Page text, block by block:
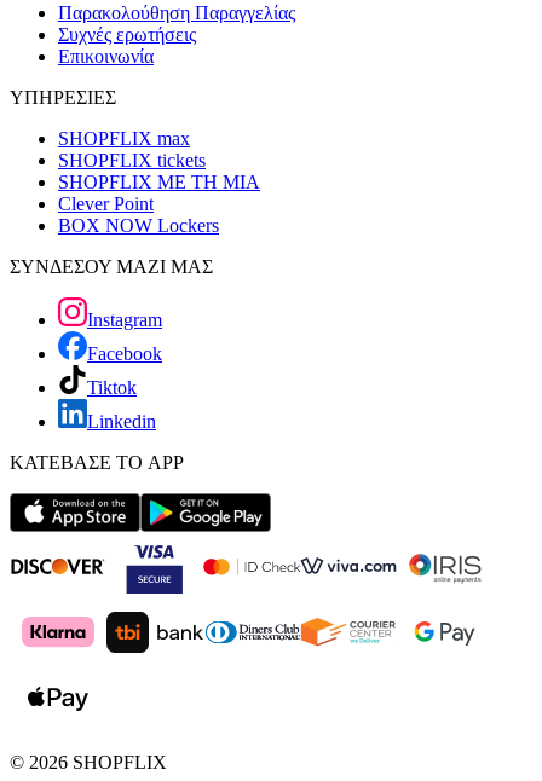
Παρακολούθηση Παραγγελίας
Συχνές ερωτήσεις
Επικοινωνία
ΥΠΗΡΕΣΙΕΣ
SHOPFLIX max
SHOPFLIX tickets
SHOPFLIX ΜΕ ΤΗ ΜΙΑ
Clever Point
BOX NOW Lockers
ΣΥΝΔΕΣΟΥ ΜΑΖΙ ΜΑΣ
Instagram
Facebook
Tiktok
Linkedin
ΚΑΤΕΒΑΣΕ ΤΟ APP
© 2026 SHOPFLIX